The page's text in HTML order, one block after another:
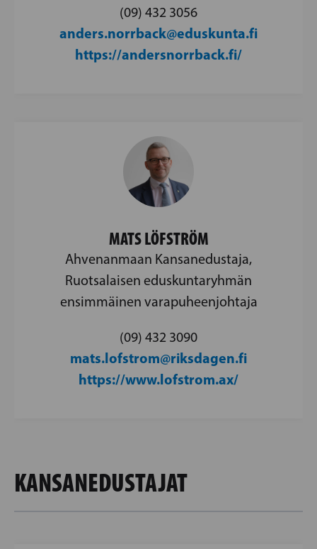
(09) 432 3056
anders.norrback@eduskunta.fi
https://andersnorrback.fi/
MATS LÖFSTRÖM
Ahvenanmaan Kansanedustaja,
Ruotsalaisen eduskuntaryhmän
ensimmäinen varapuheenjohtaja
(09) 432 3090
mats.lofstrom@riksdagen.fi
https://www.lofstrom.ax/
KANSANEDUSTAJAT